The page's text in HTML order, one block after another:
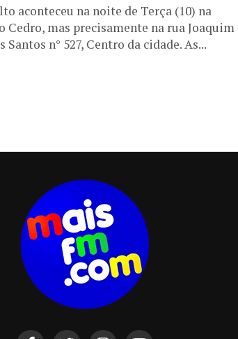
aconteceu na noite de Terça (10) na
Cedro, mas precisamente na rua Joaquim
Santos n° 527, Centro da cidade. As...